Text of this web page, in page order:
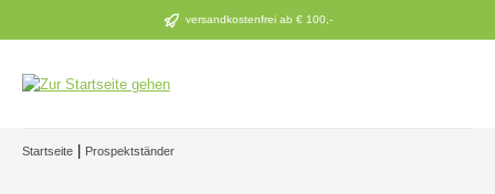
Zum Hauptinhalt springen versandkostenfrei ab € 100,-
Startseite Prospektständer